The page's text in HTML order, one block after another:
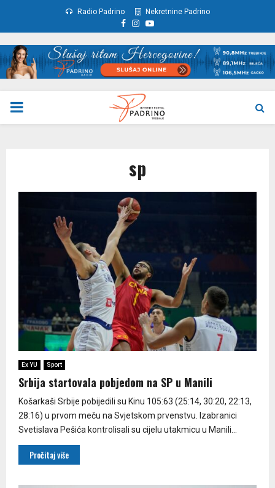
Radio Padrino Nekretnine Padrino
Facebook
Instagram
Youtube
PRIMARY
sp
Ex YU Sport
Srbija startovala pobjedom na SP u Manili
Košarkaši Srbije pobijedili su Kinu 105:63 (25:14, 30:20, 22:13,
28:16) u prvom meču na Svjetskom prvenstvu. Izabranici
Svetislava Pešića kontrolisali su cijelu utakmicu u Manili...
Pročitaj više